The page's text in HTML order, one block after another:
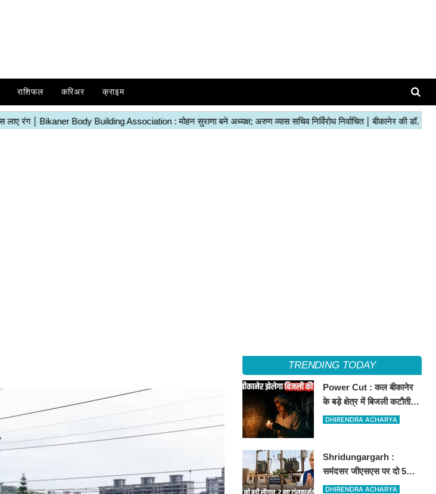
राशिफल करिअर क्राइम
TRENDING TODAY
Power Cut : कल बीकानेर
के बड़े क्षेत्र में बिजली कटौती,
इन इलाकों में 3 घंटों के लिए
DHIRENDRA ACHARYA
Shridungargarh :
समंदसर जीएसएस पर दो 5
एमवीए पावर ट्रांसफार्मरों की
DHIRENDRA ACHARYA